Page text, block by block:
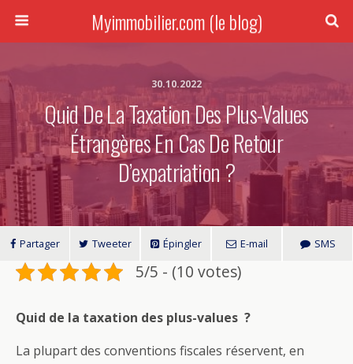
Myimmobilier.com (le blog)
30.10.2022
Quid De La Taxation Des Plus-Values
Étrangères En Cas De Retour
D’expatriation ?
Partager Tweeter Épingler E-mail SMS
5/5 - (10 votes)
Quid de la taxation des plus-values ?
La plupart des conventions fiscales réservent, en